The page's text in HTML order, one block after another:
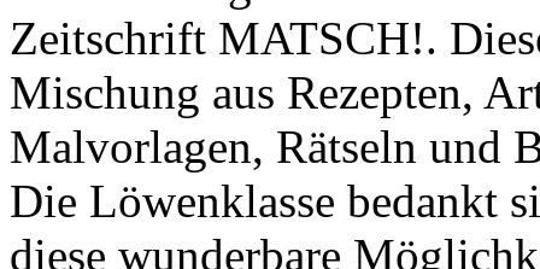
Zeitschrift MATSCH!.
Mischung aus Rezepten,
Malvorlagen, Rätseln und
Die Löwenklasse bedankt
diese wunderbare